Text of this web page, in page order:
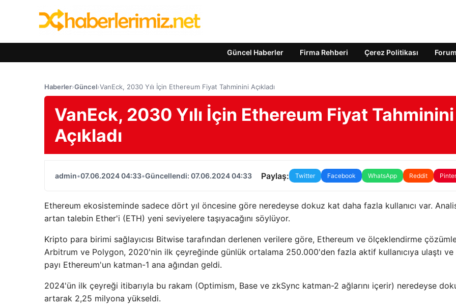
Güncel Haberler Firma Rehberi Çerez Politikası Forum
Haberler›Güncel›VanEck, 2030 Yılı İçin Ethereum Fiyat Tahminini Açıkladı
VanEck, 2030 Yılı İçin Ethereum Fiyat Tahminini
Açıkladı
admin•07.06.2024 04:33•Güncellendi: 07.06.2024 04:33 Paylaş: Twitter Facebook WhatsApp Reddit
Ethereum ekosisteminde sadece dört yıl öncesine göre neredeyse dokuz kat daha fazla kullanıcı var.
artan talebin Ether'i (ETH) yeni seviyelere taşıyacağını söylüyor.
Kripto para birimi sağlayıcısı Bitwise tarafından derlenen verilere göre, Ethereum ve ölçeklendirme
Arbitrum ve Polygon, 2020'nin ilk çeyreğinde günlük ortalama 250.000'den fazla aktif kullanıcıya ulaştı ve
payı Ethereum'un katman-1 ana ağından geldi.
2024'ün ilk çeyreği itibarıyla bu rakam (Optimism, Base ve zkSync katman-2 ağlarını içerir) neredeyse
artarak 2,25 milyona yükseldi.